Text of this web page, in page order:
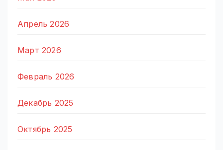
Апрель 2026
Март 2026
Февраль 2026
Декабрь 2025
Октябрь 2025